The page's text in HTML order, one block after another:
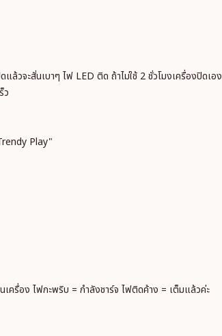
วจะสั่นเบาๆ ไฟ LED ติด ถ้าไม่ใช้ 2 ชั่วโมงเครื่องปิดเอง
ว
Play"
ครื่อง ไฟกะพริบ = กำลังชาร์จ ไฟติดค้าง = เต็มแล้วค่ะ